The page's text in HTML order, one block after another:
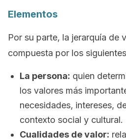
Elementos
Por su parte, la jerarquía de
compuesta por los
La persona: quien
los valores más
necesidades, intereses,
contexto social y cultural.
Cualidades de valor: